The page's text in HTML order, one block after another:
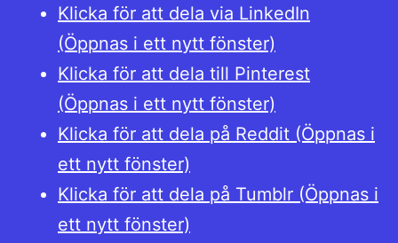
Klicka för att dela via LinkedIn
(Öppnas i ett nytt fönster)
Klicka för att dela till Pinterest
(Öppnas i ett nytt fönster)
Klicka för att dela på Reddit (Öppnas i
ett nytt fönster)
Klicka för att dela på Tumblr (Öppnas i
ett nytt fönster)